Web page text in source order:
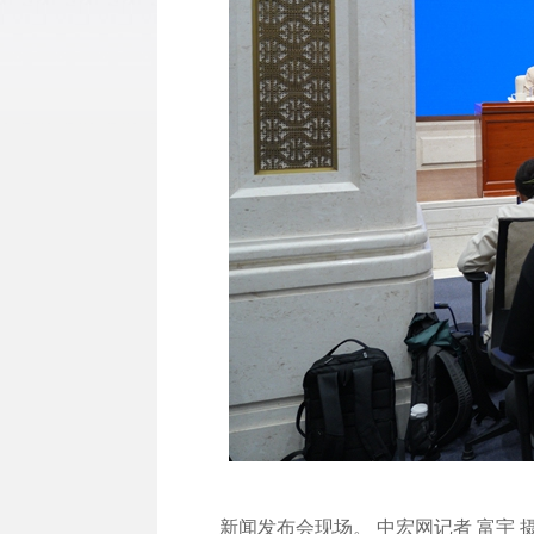
新闻发布会现场。 中宏网记者 富宇